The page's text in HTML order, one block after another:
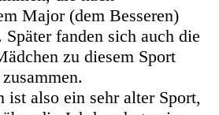
Major (dem Besseren)
Später fanden sich auch die
zu diesem Sport
zusammen.
ist also ein sehr alter Sport,